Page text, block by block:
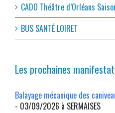
CADO Théâtre d’Orléans
BUS SANTÉ LOIRET
Les prochaines
Balayage mécanique des
- 03/09/2026 à SERMAISES